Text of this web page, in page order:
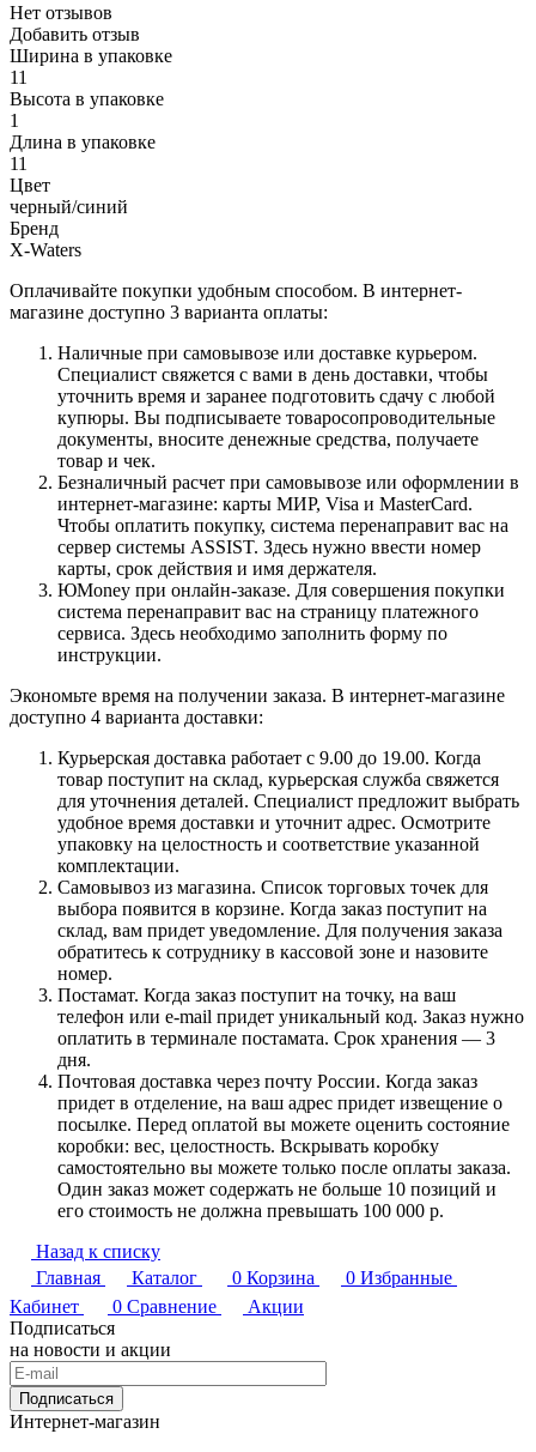
Нет отзывов
Добавить отзыв
Ширина в упаковке
11
Высота в упаковке
1
Длина в упаковке
11
Цвет
черный/синий
Бренд
X-Waters
Оплачивайте покупки удобным способом. В интернет-
магазине доступно 3 варианта оплаты:
Наличные при самовывозе или доставке курьером.
Специалист свяжется с вами в день доставки, чтобы
уточнить время и заранее подготовить сдачу с любой
купюры. Вы подписываете товаросопроводительные
документы, вносите денежные средства, получаете
товар и чек.
Безналичный расчет при самовывозе или оформлении в
интернет-магазине: карты МИР, Visa и MasterCard.
Чтобы оплатить покупку, система перенаправит вас на
сервер системы ASSIST. Здесь нужно ввести номер
карты, срок действия и имя держателя.
ЮMoney при онлайн-заказе. Для совершения покупки
система перенаправит вас на страницу платежного
сервиса. Здесь необходимо заполнить форму по
инструкции.
Экономьте время на получении заказа. В интернет-магазине
доступно 4 варианта доставки:
Курьерская доставка работает с 9.00 до 19.00. Когда
товар поступит на склад, курьерская служба свяжется
для уточнения деталей. Специалист предложит выбрать
удобное время доставки и уточнит адрес. Осмотрите
упаковку на целостность и соответствие указанной
комплектации.
Самовывоз из магазина. Список торговых точек для
выбора появится в корзине. Когда заказ поступит на
склад, вам придет уведомление. Для получения заказа
обратитесь к сотруднику в кассовой зоне и назовите
номер.
Постамат. Когда заказ поступит на точку, на ваш
телефон или e-mail придет уникальный код. Заказ нужно
оплатить в терминале постамата. Срок хранения — 3
дня.
Почтовая доставка через почту России. Когда заказ
придет в отделение, на ваш адрес придет извещение о
посылке. Перед оплатой вы можете оценить состояние
коробки: вес, целостность. Вскрывать коробку
самостоятельно вы можете только после оплаты заказа.
Один заказ может содержать не больше 10 позиций и
его стоимость не должна превышать 100 000 р.
Назад к списку
Главная
Каталог 0 Корзина 0 Избранные
Кабинет
0 Сравнение
Акции
Подписаться
на новости и акции
Подписаться
Интернет-магазин